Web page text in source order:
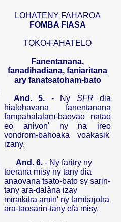
LOHATENY FAHAROA
FOMBA FIASA
TOKO-FAHATELO
Fanentanana,
fanadihadiana, faniaritana
ary fanatsatoham-bato
And.5. - Ny SFRdia
hialohavana
fanentanana
fampahalalam-baovao
natao
eo
anivon' ny na
ireo
vondrom-bahoaka
voakasik'
izany.
And. 6. - Ny faritry ny
toerana misy ny tany dia
anaovana tsato-bato sy sarin-
tany ara-dalàna izay
miraikitra amin' ny tambajotra
ara-taosarin-tany efa misy.